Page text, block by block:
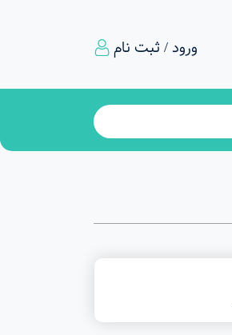
ورود / ثبت نام